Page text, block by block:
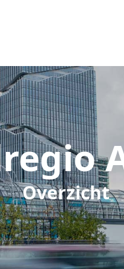
Overzicht